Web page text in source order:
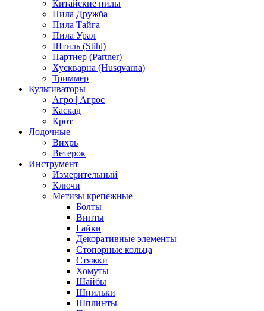
Китайские пилы
Пила Дружба
Пила Тайга
Пила Урал
Штиль (Stihl)
Партнер (Partner)
Хускварна (Husqvarna)
Триммер
Культиваторы
Агро | Агрос
Каскад
Крот
Лодочные
Вихрь
Ветерок
Инструмент
Измерительный
Ключи
Метизы крепежные
Болты
Винты
Гайки
Декоративные элементы
Стопорные кольца
Стяжки
Хомуты
Шайбы
Шпильки
Шплинты